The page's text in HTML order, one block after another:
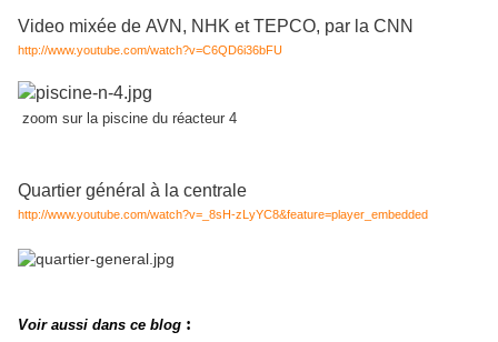
Video mixée de AVN, NHK et TEPCO, par la CNN
http://www.youtube.com/watch?v=C6QD6i36bFU
zoom sur la piscine du réacteur 4
Quartier général à la centrale
http://www.youtube.com/watch?v=_8sH-zLyYC8&feature=player_embedded
Voir aussi dans ce blog :